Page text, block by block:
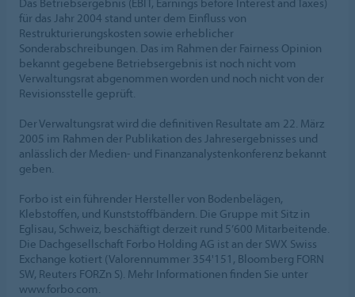
für das Jahr 2004 stand unter dem Einfluss von
Restrukturierungskosten sowie erheblicher
Sonderabschreibungen. Das im Rahmen der Fairness Opinion
bekannt gegebene Betriebsergebnis ist noch nicht vom
Verwaltungsrat abgenommen worden und noch nicht von der
Revisionsstelle geprüft.
Der Verwaltungsrat wird die definitiven Resultate am 22. März
2005 im Rahmen der Publikation des Jahresergebnisses und
anlässlich der Medien- und Finanzanalystenkonferenz bekannt
geben.
Forbo ist ein führender Hersteller von Bodenbelägen,
Klebstoffen, und Kunststoffbändern. Die Gruppe mit Sitz in
Eglisau, Schweiz, beschäftigt derzeit rund 5’600 Mitarbeitende.
Die Dachgesellschaft Forbo Holding AG ist an der SWX Swiss
Exchange kotiert (Valorennummer 354'151, Bloomberg FORN
SW, Reuters FORZn S). Mehr Informationen finden Sie unter
www.forbo.com.